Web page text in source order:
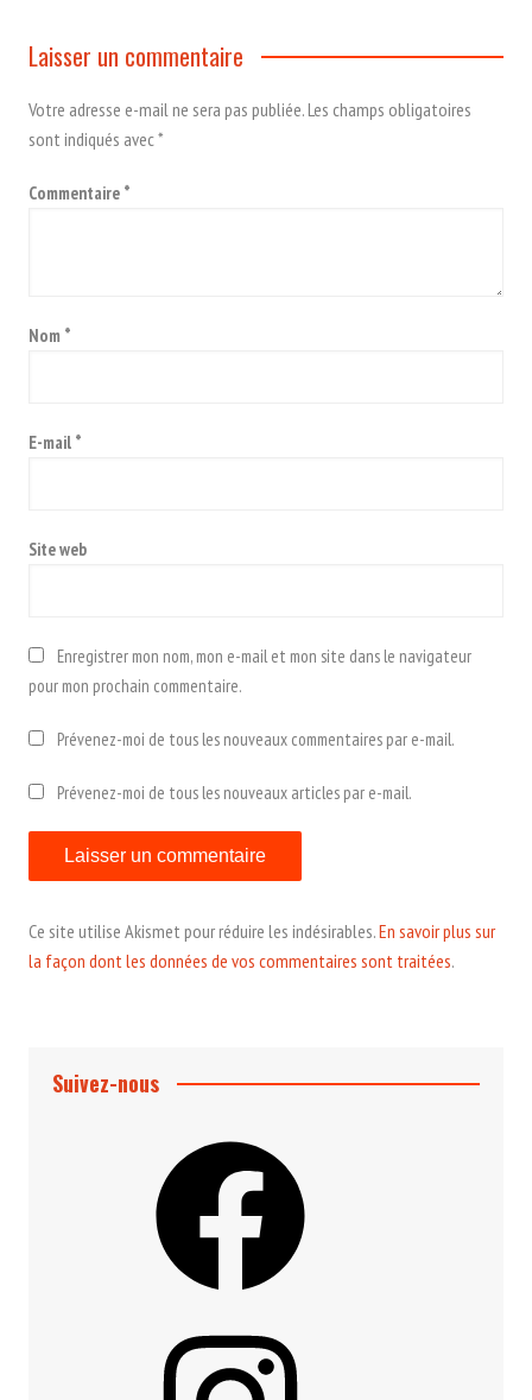
Laisser un commentaire
Votre adresse e-mail ne sera pas publiée.Les champs obligatoires
sont indiqués avec*
Commentaire *
Nom *
E-mail *
Site web
Enregistrer mon nom, mon e-mail et mon site dans le navigateur
pour mon prochain commentaire.
Prévenez-moi de tous les nouveaux commentaires par e-mail.
Prévenez-moi de tous les nouveaux articles par e-mail.
Ce site utilise Akismet pour réduire les indésirables.En savoir plus sur
la façon dont les données de vos commentaires sont traitées.
Suivez-nous